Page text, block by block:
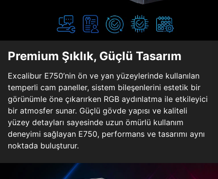
Premium Şıklık, Güçlü Tasarım
Excalibur E750’nin ön ve yan yüzeylerinde kullanılan
temperli cam paneller, sistem bileşenlerini estetik bir
görünümle öne çıkarırken RGB aydınlatma ile etkileyici
bir atmosfer sunar. Güçlü gövde yapısı ve kaliteli
yüzey detayları sayesinde uzun ömürlü kullanım
deneyimi sağlayan E750, performans ve tasarımı aynı
noktada buluşturur.